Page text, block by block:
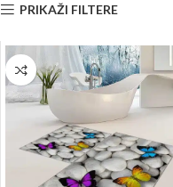
PRIKAŽI FILTERE